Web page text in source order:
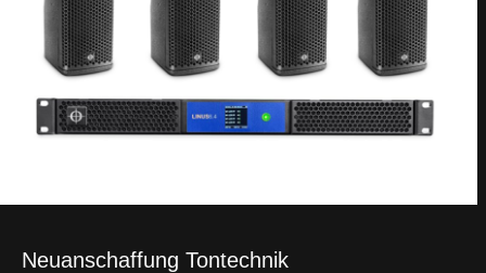
Neuanschaffung Tontechnik